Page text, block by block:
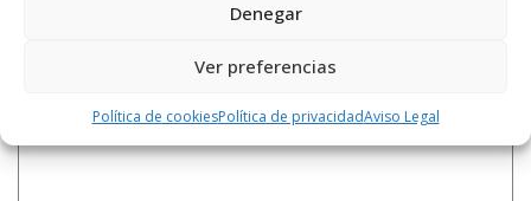
Denegar
Ver preferencias
Política de cookiesPolítica de privacidadAviso Legal